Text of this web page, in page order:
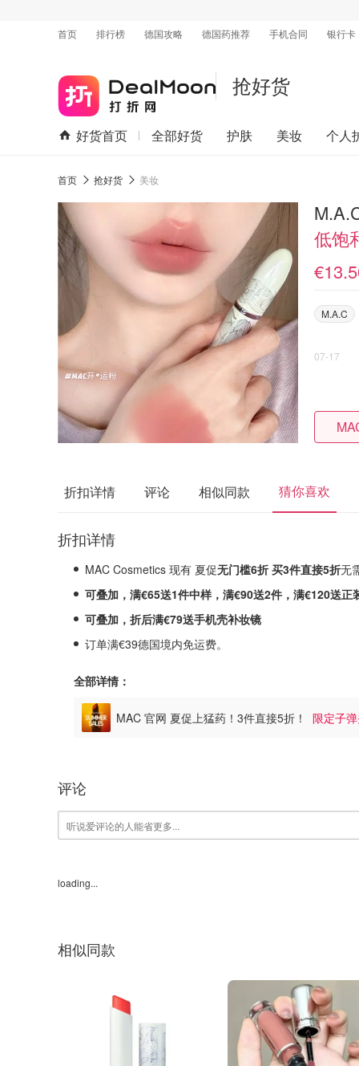
首页 排行榜 德国攻略 德国药推荐 手机合同 银行卡
抢好货
好货首页 全部好货 护肤 美妆 个人
首页 抢好货 美妆
低饱
M.A.C
07-17
折扣详情 评论 相似同款 猜你喜欢
折扣详情
MAC Cosmetics 现有 夏促无门槛6折 买3件直接5折无
可叠加，满€65送1件中样，满€90送2件，满€120送正
可叠加，折后满€79送手机壳补妆镜
订单满€39德国境内免运费。
全部详情：
MAC 官网 夏促上猛药！3件直接5折！ 限定子
评论
loading...
相似同款